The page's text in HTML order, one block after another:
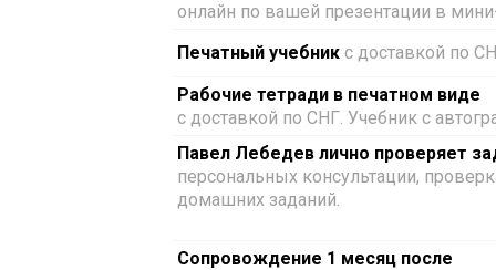
онлайн по вашей презентации в
Печатный учебник с доставкой по
Рабочие тетради в печатном виде
с доставкой по СНГ. Учебник с
Павел Лебедев лично проверяет
персональных консультации,
домашних заданий.
Сопровождение 1 месяц после